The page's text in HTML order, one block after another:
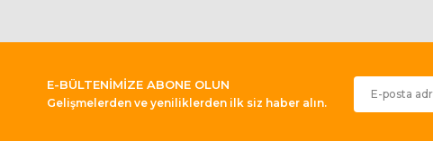
E-BÜLTENİMİZE ABONE OLUN
Gelişmelerden ve yeniliklerden ilk siz haber alın.